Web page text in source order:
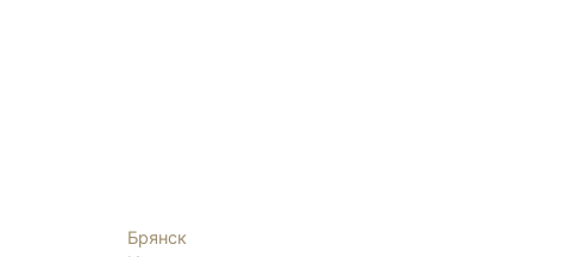
Брянск